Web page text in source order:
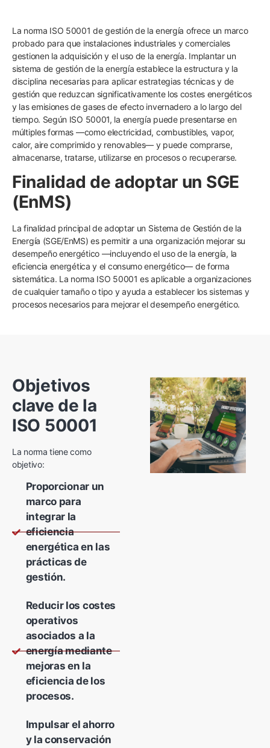
La norma ISO 50001 de gestión de la energía ofrece un marco
probado para que instalaciones industriales y comerciales
gestionen la adquisición y el uso de la energía. Implantar un
sistema de gestión de la energía establece la estructura y la
disciplina necesarias para aplicar estrategias técnicas y de
gestión que reduzcan significativamente los costes energéticos
y las emisiones de gases de efecto invernadero a lo largo del
tiempo. Según ISO 50001, la energía puede presentarse en
múltiples formas —como electricidad, combustibles, vapor,
calor, aire comprimido y renovables— y puede comprarse,
almacenarse, tratarse, utilizarse en procesos o recuperarse.
Finalidad de adoptar un SGE
(EnMS)
La finalidad principal de adoptar un Sistema de Gestión de la
Energía (SGE/EnMS) es permitir a una organización mejorar su
desempeño energético —incluyendo el uso de la energía, la
eficiencia energética y el consumo energético— de forma
sistemática. La norma ISO 50001 es aplicable a organizaciones
de cualquier tamaño o tipo y ayuda a establecer los sistemas y
procesos necesarios para mejorar el desempeño energético.
Objetivos
clave de la
ISO 50001
La norma tiene como
objetivo:
Proporcionar un
marco para
integrar la
eficiencia
energética en las
prácticas de
gestión.
Reducir los costes
operativos
asociados a la
energía mediante
mejoras en la
eficiencia de los
procesos.
Impulsar el ahorro
y la conservación